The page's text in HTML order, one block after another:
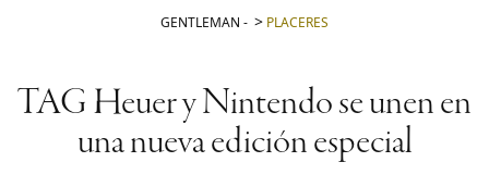
GENTLEMAN - PLACERES
TAG Heuer y Nintendo se unen en
una nueva edición especial